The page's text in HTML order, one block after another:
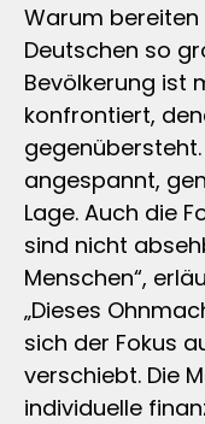
Warum bereiten
Deutschen so
Bevölkerung ist
konfrontiert,
angespannt,
Lage. Auch die
sind nicht
Menschen“,
„Dieses
sich der Fokus
verschiebt. Die
individuelle